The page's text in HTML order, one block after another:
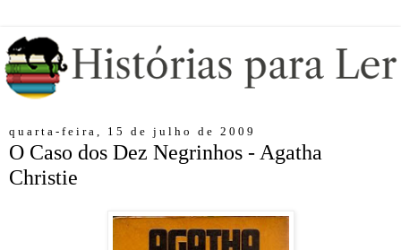
quarta-feira, 15 de julho de 2009
O Caso dos Dez Negrinhos - Agatha
Christie